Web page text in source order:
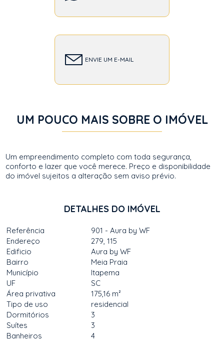
ENVIE UM E-MAIL
UM POUCO MAIS SOBRE O IMÓVEL
Um empreendimento completo com toda segurança,
conforto e lazer que você merece. Preço e disponibilidade
do imóvel sujeitos a alteração sem aviso prévio.
DETALHES DO IMÓVEL
Referência
901 - Aura by WF
Endereço
279, 115
Edificio
Aura by WF
Bairro
Meia Praia
Município
Itapema
UF
SC
Área privativa
175,16 m²
Tipo de uso
residencial
Dormitórios
3
Suítes
3
Banheiros
4